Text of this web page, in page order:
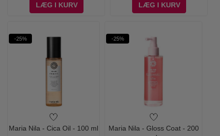
LÆG I KURV
LÆG I KURV
-25%
Maria Nila - Cica Oil - 100 ml
-25%
Maria Nila - Gloss Coat - 200